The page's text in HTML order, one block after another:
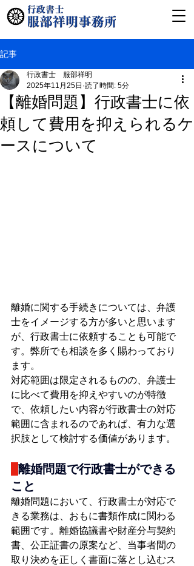
記事
【離婚問題】行政書士に依
頼して費用を抑えられるケ
ースについて
行政書士 服部祥明
2025年11月25日 読了時間: 5分
離婚に関する手続きについては、弁護
士をイメージする方が多いと思います
が、行政書士に依頼することも可能で
す。弊所でも相談を多く賜わっており
ます。
対応範囲は限定されるものの、弁護士
に比べて費用を抑えやすいのが特徴
で、依頼したい内容が行政書士の対応
範囲に含まれるのであれば、有力な選
択肢として検討する価値があります。
離婚問題で行政書士ができる
こと
離婚問題において、行政書士が対応で
きる業務は、おもに書類作成に関わる
範囲です。離婚協議書や財産分与契約
書、公正証書の原案など、当事者間の
取り決めを正しく書面に落とし込むス